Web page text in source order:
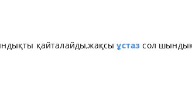
қайталайды,жақсыұстаз сол